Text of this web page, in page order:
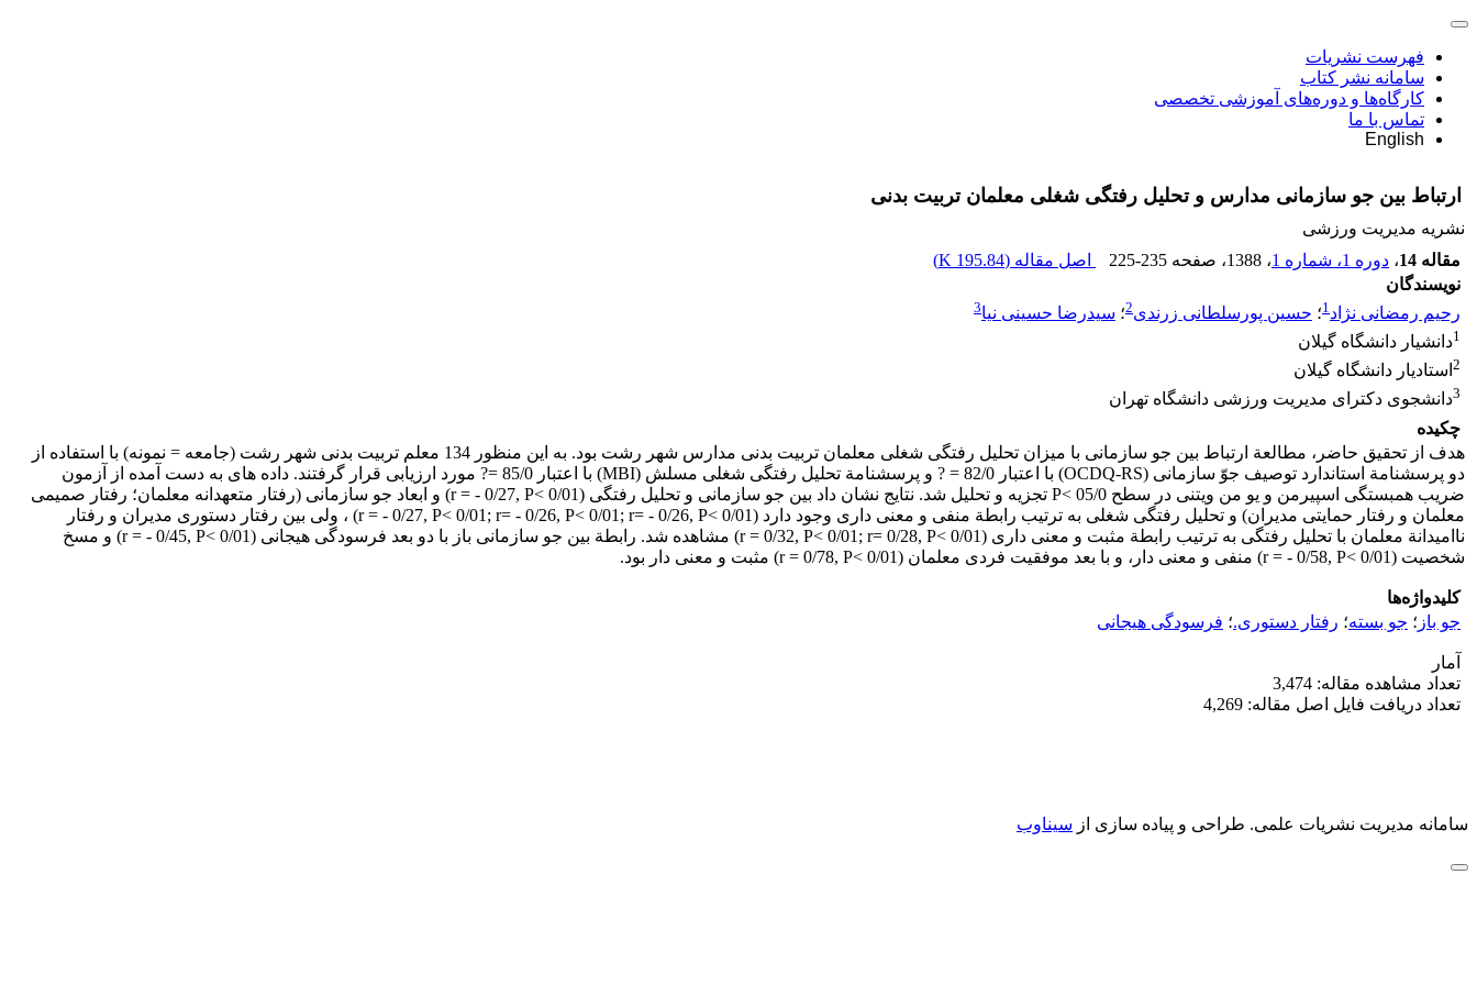
فهرست نشریات
سامانه نشر کتاب
کارگاه‌ها و دوره‌های آموزشی تخصصی
تماس با ما
English
ارتباط بین جو سازمانی مدارس و تحلیل رفتگی شغلی معلمان تربیت بدنی
نشریه مدیریت ورزشی
مقاله 14
، دوره 1، شماره 1 ، 1388 ، صفحه 225-235 اصل مقاله (195.84 K
)
نویسندگان
رحیم رمضانی نژاد1؛ حسین پورسلطانی زرندی2؛ سیدرضا حسینی نیا3
1دانشیار دانشگاه گیلان
2 استادیار دانشگاه گیلان
3دانشجوی دکترای مدیریت ورزشی دانشگاه تهران
چکیده
هدف از تحقیق حاضر، مطالعة ارتباط بین جو سازمانی با میزان تحلیل رفتگی شغلی معلمان تربیت بدنی مدارس شهر رشت بود. به این منظور 134 معلم تربیت بدنی شهر رشت (جامعه = نمونه) با استفاده از
دو پرسشنامة استاندارد توصیف جوّ سازمانی (OCDQ-RS) با اعتبار 82/0 = ? و پرسشنامة تحلیل رفتگی شغلی مسلش (MBI) با اعتبار 85/0 =? مورد ارزیابی قرار گرفتند. داده های به دست آمده از آزمون
ضریب همبستگی اسپیرمن و یو من ویتنی در سطح 05/0 >P تجزیه و تحلیل شد. نتایج نشان داد بین جو سازمانی و تحلیل رفتگی (r = - 0/27, P< 0/01) و ابعاد جو سازمانی (رفتار متعهدانه معلمان؛ رفتار صمیمی
معلمان و رفتار حمایتی مدیران) و تحلیل رفتگی شغلی به ترتیب رابطة منفی و معنی داری وجود دارد (r = - 0/27, P< 0/01; r= - 0/26, P< 0/01; r= - 0/26, P< 0/01) ، ولی بین رفتار دستوری مدیران و رفتار
ناامیدانة معلمان با تحلیل رفتگی به ترتیب رابطة مثبت و معنی داری (r = 0/32, P< 0/01; r= 0/28, P< 0/01) مشاهده شد. رابطة بین جو سازمانی باز با دو بعد فرسودگی هیجانی (r = - 0/45, P< 0/01) و مسخ
شخصیت (r = - 0/58, P< 0/01) منفی و معنی دار، و با بعد موفقیت فردی معلمان (r = 0/78, P< 0/01) مثبت و معنی دار بود.
کلیدواژه‌ها
جو باز ؛ جو بسته؛ رفتار دستوری.؛ فرسودگی هیجانی
آمار
تعداد مشاهده مقاله: 3,474
تعداد دریافت فایل اصل مقاله: 4,269
سامانه مدیریت نشریات علمی. طراحی و پیاده سازی از سیناوب